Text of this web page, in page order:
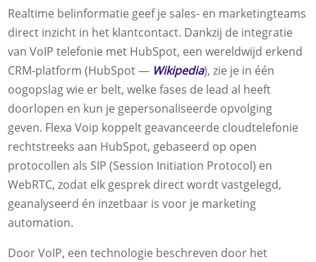
Realtime belinformatie geef je sales- en marketingteams
direct inzicht in het klantcontact. Dankzij de integratie
van VoIP telefonie met HubSpot, een wereldwijd erkend
CRM-platform (HubSpot — Wikipedia), zie je in één
oogopslag wie er belt, welke fases de lead al heeft
doorlopen en kun je gepersonaliseerde opvolging
geven. Flexa Voip koppelt geavanceerde cloudtelefonie
rechtstreeks aan HubSpot, gebaseerd op open
protocollen als SIP (Session Initiation Protocol) en
WebRTC, zodat elk gesprek direct wordt vastgelegd,
geanalyseerd én inzetbaar is voor je marketing
automation.
Door VoIP, een technologie beschreven door het